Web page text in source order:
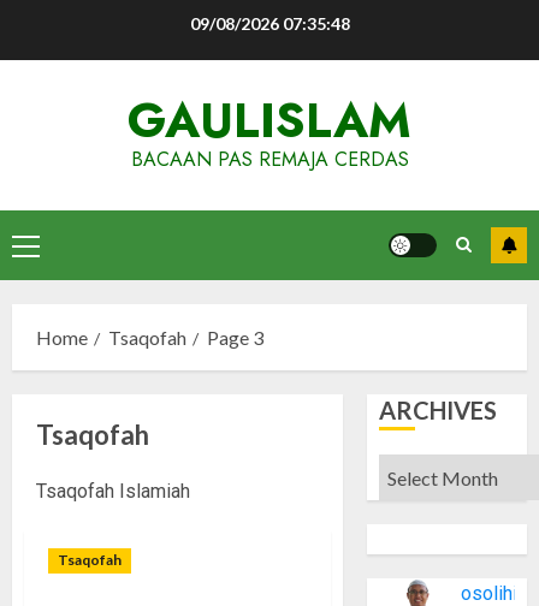
09/08/2026 07:35:48
GAULISLAM
BACAAN PAS REMAJA CERDAS
Primary
Menu
Home Tsaqofah Page 3
Tsaqofah
Tsaqofah Islamiah
Tsaqofah
ARCHIVES
Archives
osolihin